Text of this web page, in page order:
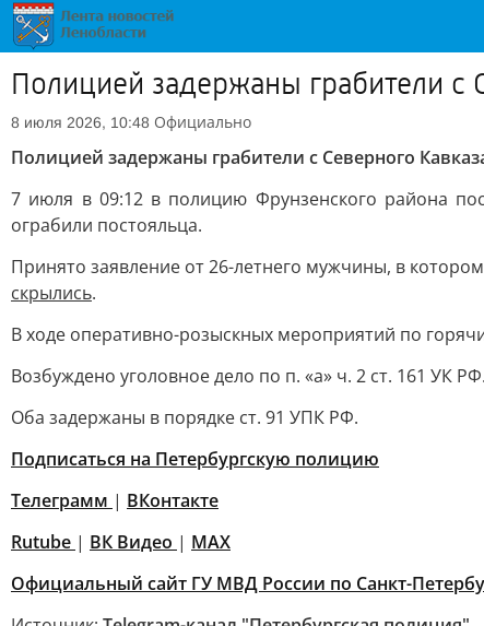
Полицией задержаны грабители с
8 июля 2026, 10:48 Официально
Полицией задержаны грабители с Северного
7 июля в 09:12 в полицию Фрунзенского района
ограбили постояльца.
Принято заявление от 26-летнего мужчины, в
скрылись.
В ходе оперативно-розыскных мероприятий по
Возбуждено уголовное дело по п. «а» ч. 2 ст. 161 УК РФ.
Оба задержаны в порядке ст. 91 УПК РФ.
Подписаться на Петербургскую полицию
Телеграмм | ВКонтакте
Rutube | ВК Видео | MAX
Официальный сайт ГУ МВД России по Санкт-